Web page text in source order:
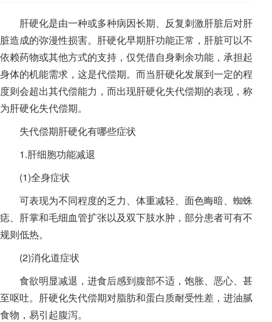
肝硬化是由一种或多种病因长期、反复刺激肝脏后对肝
脏造成的弥漫性损害。肝硬化早期肝功能正常，肝脏可以不
依赖药物或其他方式的支持，仅凭借自身剩余功能，承担起
身体的机能需求，这是代偿期。而当肝硬化发展到一定的程
度则会超出其代偿能力，而出现肝硬化失代偿期的表现，称
为肝硬化失代偿期。
失代偿期肝硬化有哪些症状
1.肝细胞功能减退
(1)全身症状
可表现为不同程度的乏力、体重减轻、面色晦暗、蜘蛛
痣、肝掌和毛细血管扩张以及双下肢水肿，部分患者可有不
规则低热。
(2)消化道症状
食欲明显减退，进食后感到腹部不适，饱胀、恶心、甚
至呕吐。肝硬化失代偿期对脂肪和蛋白质耐受性差，进油腻
食物，易引起腹泻。